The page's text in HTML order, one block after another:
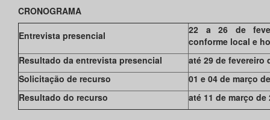
CRONOGRAMA
Entrevista presencial
22 a 26 de
conforme local e
Resultado da entrevista presencial
até 29 de fevereiro
Solicitação de recurso
01 e 04 de março
Resultado do recurso
até 11 de março de